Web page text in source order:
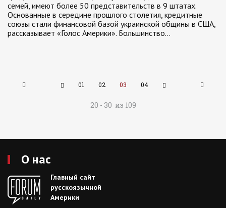
семей, имеют более 50 представительств в 9 штатах.
Основанные в середине прошлого столетия, кредитные
союзы стали финансовой базой украинской общины в США,
рассказывает «Голос Америки». Большинство…
01 02 03 04
20 - 30 из 109
О нас
Главный сайт
русскоязычной
Америки